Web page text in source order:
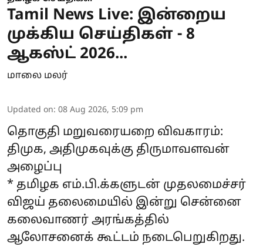
Tamil News Live: இன்றைய
முக்கிய செய்திகள் - 8
ஆகஸ்ட் 2026...
மாலை மலர்
Updated on: 08 Aug 2026, 5:09 pm
தொகுதி மறுவரையறை விவகாரம்:
திமுக, அதிமுகவுக்கு திருமாவளவன்
அழைப்பு
* தமிழக எம்.பி.க்களுடன் முதலமைச்சர்
விஜய் தலைமையில் இன்று சென்னை
கலைவாணர் அரங்கத்தில்
ஆலோசனைக் கூட்டம் நடைபெறுகிறது.